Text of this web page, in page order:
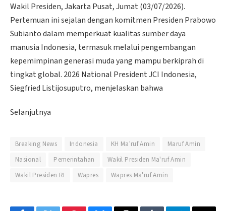
Wakil Presiden, Jakarta Pusat, Jumat (03/07/2026).
Pertemuan ini sejalan dengan komitmen Presiden Prabowo
Subianto dalam memperkuat kualitas sumber daya
manusia Indonesia, termasuk melalui pengembangan
kepemimpinan generasi muda yang mampu berkiprah di
tingkat global. 2026 National President JCI Indonesia,
Siegfried Listijosuputro, menjelaskan bahwa
Selanjutnya
Breaking News Indonesia KH Ma'ruf Amin
Maruf Amin
Nasional
Pemerintahan
Wakil Presiden Ma'ruf Amin
Wakil Presiden RI
Wapres Wapres Ma'ruf Amin